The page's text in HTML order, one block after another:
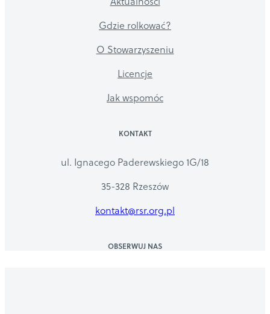
Gdzie rolkować?
O Stowarzyszeniu
Licencje
Jak wspomóc
KONTAKT
ul. Ignacego Paderewskiego 1G/18
35-328 Rzeszów
kontakt@rsr.org.pl
OBSERWUJ NAS